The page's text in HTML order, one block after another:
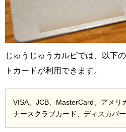
じゅうじゅうカルビでは、以下
トカードが利用できます。
VISA、JCB、MasterCard、アメリ
ナースクラブカード、ディスカバ